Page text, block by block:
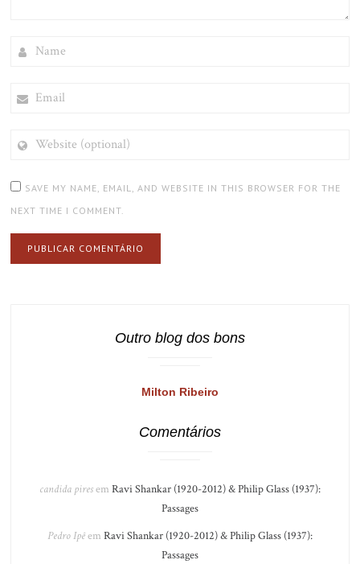
(OPTIONAL)
SAVE MY NAME, EMAIL, AND WEBSITE IN THIS BROWSER FOR THE
NEXT TIME I COMMENT.
Outro blog dos bons
Milton Ribeiro
Comentários
candida piresem Ravi Shankar (1920-2012) & Philip Glass (1937):
Passages
Pedro Ipêem Ravi Shankar (1920-2012) & Philip Glass (1937):
Passages